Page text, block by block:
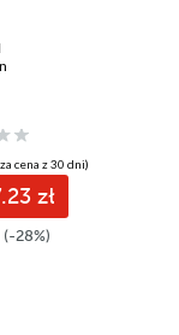
cena z 30 dni)
zł
(-28%)